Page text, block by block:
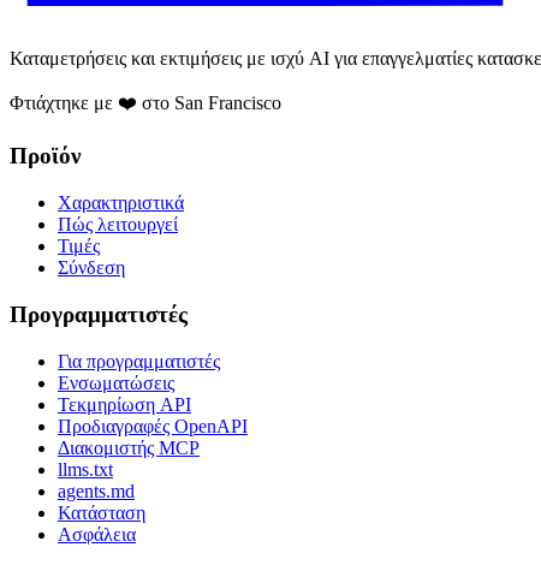
Καταμετρήσεις και εκτιμήσεις με ισχύ AI για επαγγελματίες
Φτιάχτηκε με ❤️ στο San Francisco
Προϊόν
Χαρακτηριστικά
Πώς λειτουργεί
Τιμές
Σύνδεση
Προγραμματιστές
Για προγραμματιστές
Ενσωματώσεις
Τεκμηρίωση API
Προδιαγραφές OpenAPI
Διακομιστής MCP
llms.txt
agents.md
Κατάσταση
Ασφάλεια